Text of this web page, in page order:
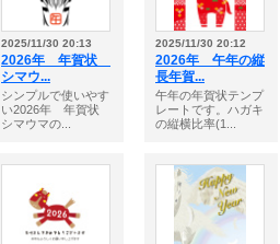
2025/11/30 20:13
2026年 年賀状
シマウ...
シンプルで使いやす
い2026年 年賀状
シマウマの...
2025/11/30 20:12
2026年 午年の縦
長年賀...
午年の年賀状テンプ
レートです。ハガキ
の縦横比率(1...